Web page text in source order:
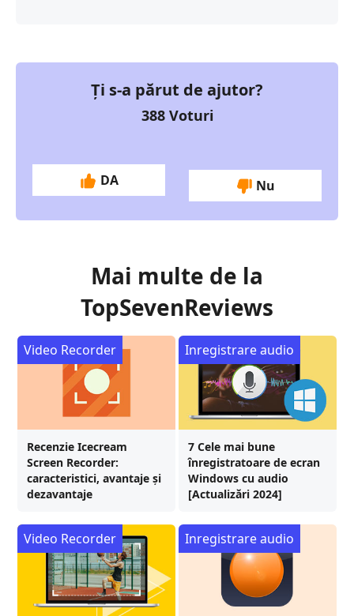
Ți s-a părut de ajutor?
388Voturi
DA Nu
Mai multe de la
TopSevenReviews
Recenzie Icecream
Screen Recorder:
caracteristici, avantaje și
dezavantaje
Video Recorder
7 Cele mai bune
înregistratoare de ecran
Windows cu audio
[Actualizări 2024]
Inregistrare audio
Video Recorder Inregistrare audio